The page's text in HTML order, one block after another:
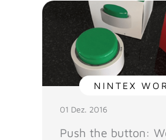
NINTEX
01 Dez. 2016
Push the button: